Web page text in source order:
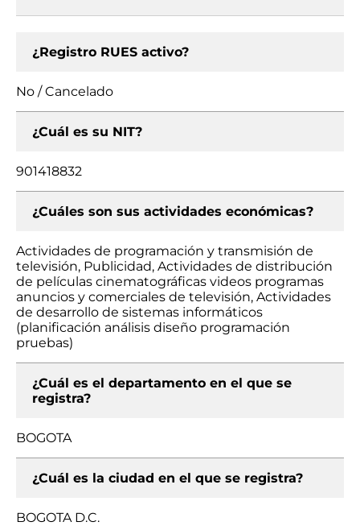
¿Registro RUES activo?
No / Cancelado
¿Cuál es su NIT?
901418832
¿Cuáles son sus actividades económicas?
Actividades de programación y transmisión de
televisión, Publicidad, Actividades de distribución
de películas cinematográficas videos programas
anuncios y comerciales de televisión, Actividades
de desarrollo de sistemas informáticos
(planificación análisis diseño programación
pruebas)
¿Cuál es el departamento en el que se
registra?
BOGOTA
¿Cuál es la ciudad en el que se registra?
BOGOTA D.C.